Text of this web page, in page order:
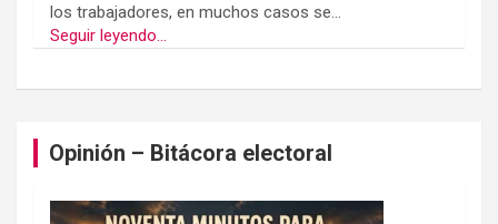
los trabajadores, en muchos casos se...
Seguir leyendo...
Opinión – Bitácora electoral